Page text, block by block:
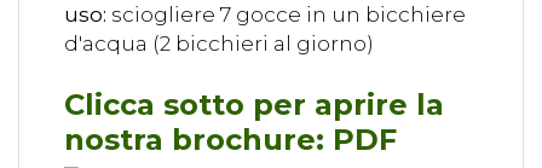
uso: sciogliere 7 gocce in un bicchiere
d'acqua (2 bicchieri al giorno)
Clicca sotto per aprire la
nostra brochure: PDF